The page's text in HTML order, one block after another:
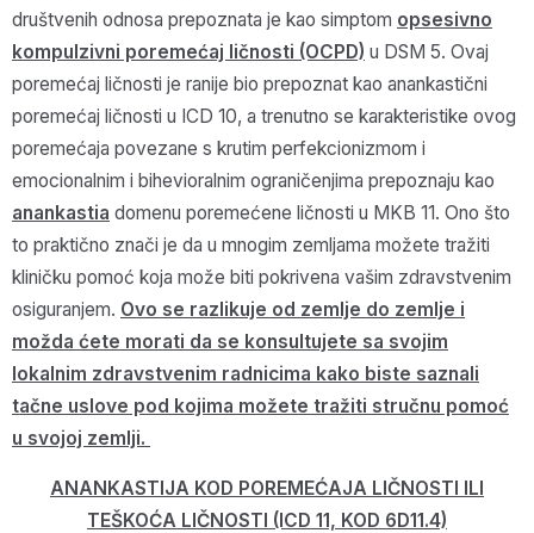
društvenih odnosa prepoznata je kao simptom opsesivno
kompulzivni poremećaj ličnosti (OCPD) u DSM 5. Ovaj
poremećaj ličnosti je ranije bio prepoznat kao anankastični
poremećaj ličnosti u ICD 10, a trenutno se karakteristike ovog
poremećaja povezane s krutim perfekcionizmom i
emocionalnim i bihevioralnim ograničenjima prepoznaju kao
anankastia domenu poremećene ličnosti u MKB 11. Ono što
to praktično znači je da u mnogim zemljama možete tražiti
kliničku pomoć koja može biti pokrivena vašim zdravstvenim
osiguranjem. Ovo se razlikuje od zemlje do zemlje i
možda ćete morati da se konsultujete sa svojim
lokalnim zdravstvenim radnicima kako biste saznali
tačne uslove pod kojima možete tražiti stručnu pomoć
u svojoj zemlji.
ANANKASTIJA KOD POREMEĆAJA LIČNOSTI ILI
TEŠKOĆA LIČNOSTI (ICD 11, KOD 6D11.4)